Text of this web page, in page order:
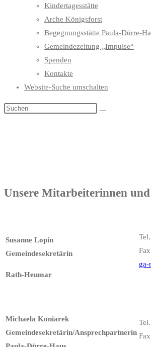
Kindertagesstätte
Arche Königsforst
Begegnungsstätte Paula-Dürre-
Gemeindezeitung „Impulse“
Spenden
Kontakte
Website-Suche umschalten
Unsere Mitarbeiterinnen
Susanne Lopin
Gemeindesekretärin
Rath-Heumar
ga-
Michaela Koniarek
Gemeindesekretärin/Ansprechpartnerin